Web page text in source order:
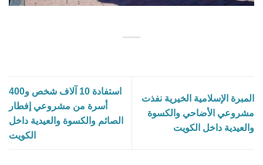
المبرة الإسلامية الخيرية نفذت
مشروعي الأضاحي والكسوة
والعيدية داخل الكويت
استفادة 10 آلاف شخص و400
أسرة من مشروعي إفطار
الصائم والكسوة والعيدية داخل
الكويت